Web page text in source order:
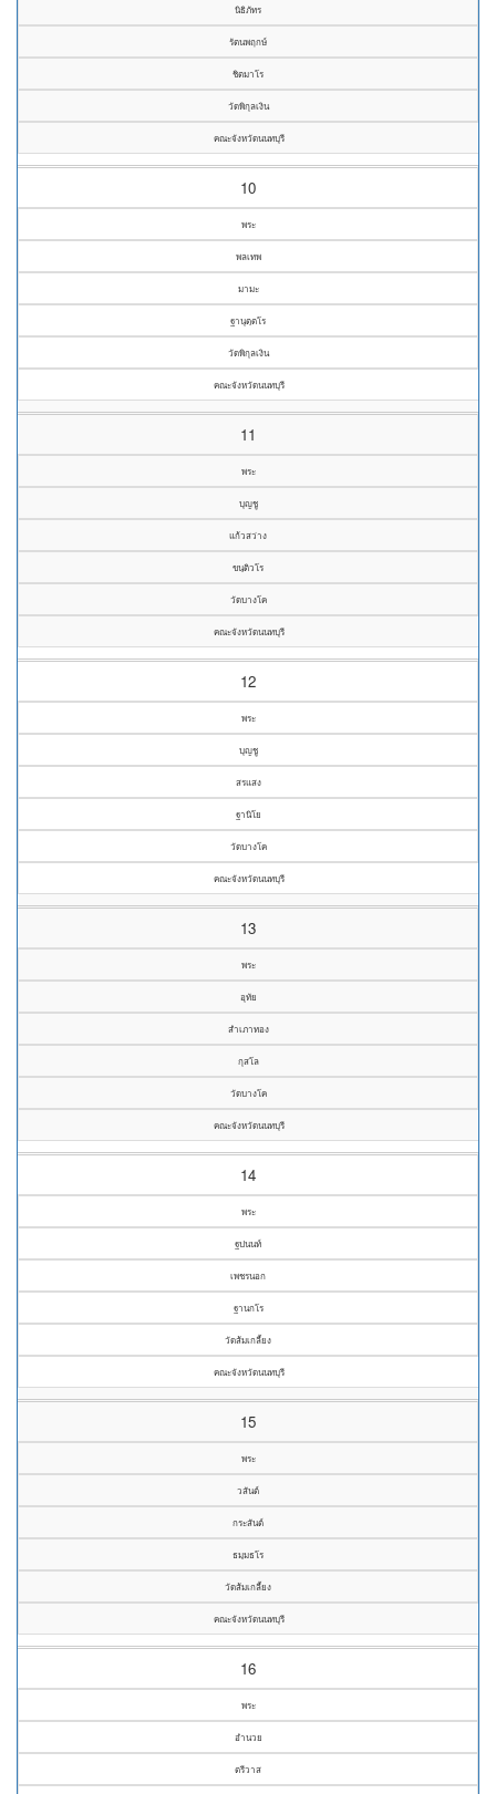
นิธิภัทร
รัตนพฤกษ์
ชิตมาโร
วัดพิกุลเงิน
คณะจังหวัดนนทบุรี
10
พระ
พลเทพ
มามะ
ฐานุตฺตโร
วัดพิกุลเงิน
คณะจังหวัดนนทบุรี
11
พระ
บุญชู
แก้วสว่าง
ขนฺติวโร
วัดบางโค
คณะจังหวัดนนทบุรี
12
พระ
บุญชู
สรแสง
ฐานิโย
วัดบางโค
คณะจังหวัดนนทบุรี
13
พระ
อุทัย
สำเภาทอง
กุสโล
วัดบางโค
คณะจังหวัดนนทบุรี
14
พระ
ฐปนนท์
เพชรนอก
ฐานกโร
วัดส้มเกลี้ยง
คณะจังหวัดนนทบุรี
15
พระ
วสันต์
กระสันต์
ธมฺมธโร
วัดส้มเกลี้ยง
คณะจังหวัดนนทบุรี
16
พระ
อำนวย
ตรีวาส